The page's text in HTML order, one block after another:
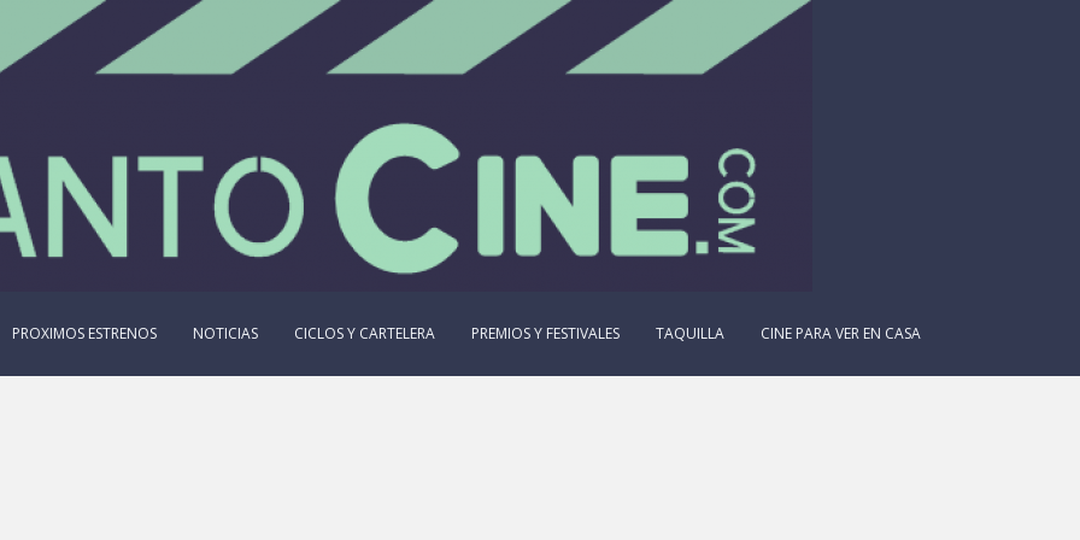
PROXIMOS ESTRENOS NOTICIAS CICLOS Y CARTELERA PREMIOS Y FESTIVALES TAQUILLA CINE PARA VER EN CASA